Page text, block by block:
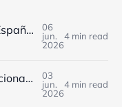
Optimización de LLMs en España: Cómo Reducir Costes un 60% y Acelerar el Rendimiento en Banca y Telecomunicaciones
06
jun.
2026
4 min read
Microsoft y NVIDIA Revolucionan la IA Empresarial: Oportunidades Doradas para España
03
jun.
2026
4 min read